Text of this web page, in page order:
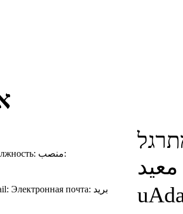
منصب:
معيد
Электронная почта: بريد